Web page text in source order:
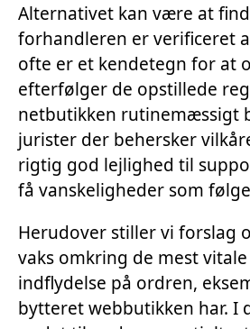
Alternativet kan være at
forhandleren er verificeret
ofte er et kendetegn for at
efterfølger de opstillede
netbutikken rutinemæssigt
jurister der behersker
rigtig god lejlighed til
få vanskeligheder som
Herudover stiller vi forslag
vaks omkring de mest
indflydelse på ordren,
bytteret webbutikken har. I